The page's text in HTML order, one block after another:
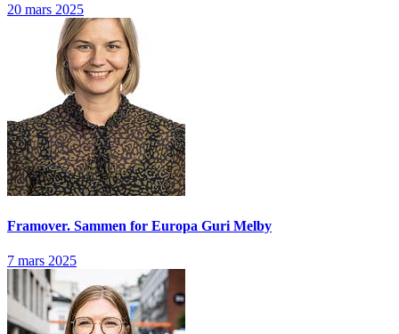
20 mars 2025
Framover. Sammen for Europa Guri Melby
7 mars 2025